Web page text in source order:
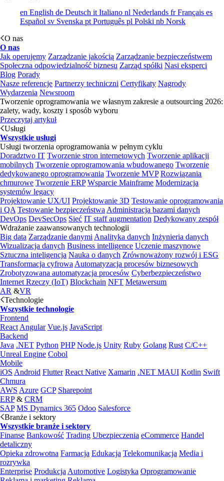
en English de Deutsch it Italiano nl Nederlands frFrançais es
Español sv Svenska pt Português pl Polski nb Norsk
O nas
O nas
Jak operujemy Zarządzanie jakością Zarządzanie bezpieczeństwem
Społeczna odpowiedzialność biznesu Zarząd spółki Nasi eksperci
Blog Porady
Nasze referencje Partnerzy techniczni Certyfikaty Nagrody
Wydarzenia Newsroom
Tworzenie oprogramowania we własnym zakresie a outsourcing 2026:
zalety, wady, koszty i sposób wyboru
Przeczytaj artykuł
Usługi
Wszystkie usługi
Usługi tworzenia oprogramowania w pełnym cyklu
Doradztwo IT Tworzenie stron internetowych Tworzenie aplikacji
mobilnych Tworzenie oprogramowania wbudowanego Tworzenie
dedykowanego oprogramowania Tworzenie MVP Rozwiązania
chmurowe Tworzenie ERP Wsparcie Mainframe Modernizacja
systemów legacy
Projektowanie UX/UI Projektowanie 3D Testowanie oprogramowania
i QA Testowanie bezpieczeństwa Administracja bazami danych
DevOps DevSecOps Sieć IT staff augmentation Dedykowany zespół
Wdrażanie zaawansowanych technologii
Big data Zarządzanie danymi Analityka danych Inżynieria danych
Wizualizacja danych Business intelligence Uczenie maszynowe
Sztuczna inteligencja Nauka o danych Zrównoważony rozwój i ESG
Transformacja cyfrowa Automatyzacja procesów biznesowych
Zrobotyzowana automatyzacja procesów Cyberbezpieczeństwo
Internet Rzeczy (IoT) Blockchain NFT Metawersum
AR &VR
Technologie
Wszystkie technologie
Frontend
React Angular Vue.js JavaScript
Backend
Java .NET Python PHP Node.js Unity Ruby Golang Rust C/C++
Unreal Engine Cobol
Mobile
iOS Android Flutter React Native Xamarin .NET MAUI Kotlin Swift
Chmura
AWS Azure GCP Sharepoint
ERP& CRM
SAP MS Dynamics 365 Odoo Salesforce
Branże i sektory
Wszystkie branże i sektory
Finanse Bankowość Trading Ubezpieczenia eCommerce Handel
detaliczny
Opieka zdrowotna Farmacja Edukacja Telekomunikacja Media i
rozrywka
Enterprise Produkcja Automotive Logistyka Oprogramowanie